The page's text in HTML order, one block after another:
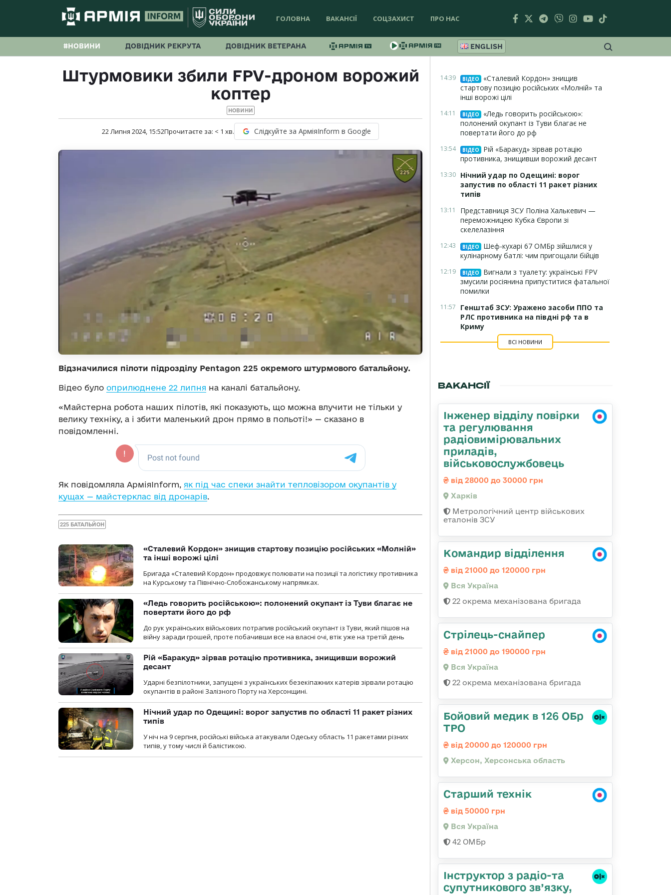
ГОЛОВНА ВАКАНСІЇ СОЦЗАХИСТ ПРО НАС
#НОВИНИ ДОВІДНИК РЕКРУТА ДОВІДНИК ВЕТЕРАНА ENGLISH
Штурмовики збили FPV-дроном ворожий
коптер
НОВИНИ
22 Липня 2024, 15:52Прочитаєте за: < 1 хв. Слідкуйте за АрміяInform в Google
Відзначилися пілоти підрозділу Pentagon 225 окремого штурмового батальйону.
Відео було оприлюднене 22 липня на каналі батальйону.
«Майстерна робота наших пілотів, які показують, що можна влучити не тільки у
велику техніку, а і збити маленький дрон прямо в польоті!» — сказано в
повідомленні.
Як повідомляла АрміяInform, як під час спеки знайти тепловізором окупантів у
кущах — майстерклас від дронарів.
225 БАТАЛЬЙОН
«Сталевий Кордон» знищив стартову позицію російських «Молній»
та інші ворожі цілі
Бригада «Сталевий Кордон» продовжує полювати на позиції та логістику противника
на Курському та Північно-Слобожанському напрямках.
«Ледь говорить російською»: полонений окупант із Туви благає не
повертати його до рф
До рук українських військових потрапив російський окупант із Туви, який пішов на
війну заради грошей, проте побачивши все на власні очі, втік уже на третій день
Рій «Баракуд» зірвав ротацію противника, знищивши ворожий
десант
Ударні безпілотники, запущені з українських безекіпажних катерів зірвали ротацію
окупантів в районі Залізного Порту на Херсонщині.
Нічний удар по Одещині: ворог запустив по області 11 ракет різних
типів
У ніч на 9 серпня, російські війська атакували Одеську область 11 ракетами різних
типів, у тому числі й балістикою.
14:39 ВІДЕО
«Сталевий Кордон» знищив
стартову позицію російських «Молній» та
інші ворожі цілі
14:11 ВІДЕО
«Ледь говорить російською»:
полонений окупант із Туви благає не
повертати його до рф
13:54 ВІДЕО
Рій «Баракуд» зірвав ротацію
противника, знищивши ворожий десант
13:30 Нічний удар по Одещині: ворог
запустив по області 11 ракет різних
типів
13:11
Представниця ЗСУ Поліна Халькевич —
переможницею Кубка Європи зі
скелелазіння
12:43 ВІДЕО
Шеф-кухарі 67 ОМБр зійшлися у
кулінарному батлі: чим пригощали бійців
12:19 ВІДЕО
Вигнали з туалету: українські FPV
змусили росіянина припуститися фатальної
помилки
11:57
Генштаб ЗСУ: Уражено засоби ППО та
РЛС противника на півдні рф та в
Криму
ВСІ НОВИНИ
ВАКАНСІЇ
Інженер відділу повірки
та регулювання
радіовимірювальних
приладів,
військовослужбовець
від 28000 до 30000 грн
Харків
Метрологічний центр військових
еталонів ЗСУ
Командир відділення
від 21000 до 120000 грн
Вся Україна
22 окрема механізована бригада
Стрілець-снайпер
від 21000 до 190000 грн
Вся Україна
22 окрема механізована бригада
Бойовий медик в 126 ОБр
ТРО
від 20000 до 120000 грн
Херсон, Херсонська область
Старший технік
від 50000 грн
Вся Україна
42 ОМБр
Інструктор з радіо-та
супутникового зв’язку,